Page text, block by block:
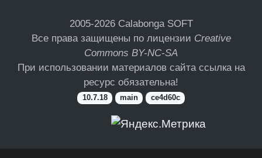
2005-2026 Calabonga SOFT
Все права защищены по лицензии Creative
Commons BY-NC-SA
При использовании материалов сайта ссылка на
ресурс обязательна!
10.7.18 main ce4d60c